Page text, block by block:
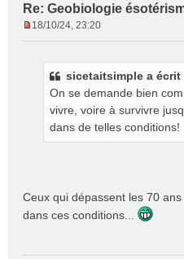
Re: Geobiologie
u
18/10/24, 23:20
sicetaitsimple a écrit
On se demande bien
vivre, voire à survivre
dans de telles conditions!
Ceux qui dépassent les 70
dans ces conditions...